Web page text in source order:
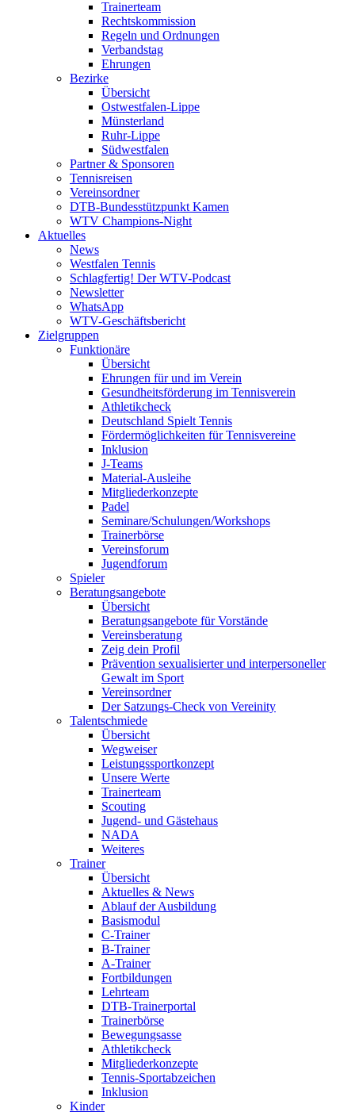
Trainerteam
Rechtskommission
Regeln und Ordnungen
Verbandstag
Ehrungen
Bezirke
Übersicht
Ostwestfalen-Lippe
Münsterland
Ruhr-Lippe
Südwestfalen
Partner & Sponsoren
Tennisreisen
Vereinsordner
DTB-Bundesstützpunkt Kamen
WTV Champions-Night
Aktuelles
News
Westfalen Tennis
Schlagfertig! Der WTV-Podcast
Newsletter
WhatsApp
WTV-Geschäftsbericht
Zielgruppen
Funktionäre
Übersicht
Ehrungen für und im Verein
Gesundheitsförderung im Tennisverein
Athletikcheck
Deutschland Spielt Tennis
Fördermöglichkeiten für Tennisvereine
Inklusion
J-Teams
Material-Ausleihe
Mitgliederkonzepte
Padel
Seminare/Schulungen/Workshops
Trainerbörse
Vereinsforum
Jugendforum
Spieler
Beratungsangebote
Übersicht
Beratungsangebote für Vorstände
Vereinsberatung
Zeig dein Profil
Prävention sexualisierter und interpersoneller
Gewalt im Sport
Vereinsordner
Der Satzungs-Check von Vereinity
Talentschmiede
Übersicht
Wegweiser
Leistungssportkonzept
Unsere Werte
Trainerteam
Scouting
Jugend- und Gästehaus
NADA
Weiteres
Trainer
Übersicht
Aktuelles & News
Ablauf der Ausbildung
Basismodul
C-Trainer
B-Trainer
A-Trainer
Fortbildungen
Lehrteam
DTB-Trainerportal
Trainerbörse
Bewegungsasse
Athletikcheck
Mitgliederkonzepte
Tennis-Sportabzeichen
Inklusion
Kinder